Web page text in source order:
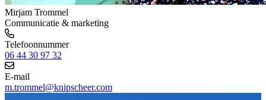
Mirjam Trommel
Communicatie & marketing
Telefoonnummer
06 44 30 97 32
E-mail
m.trommel@knipscheer.com